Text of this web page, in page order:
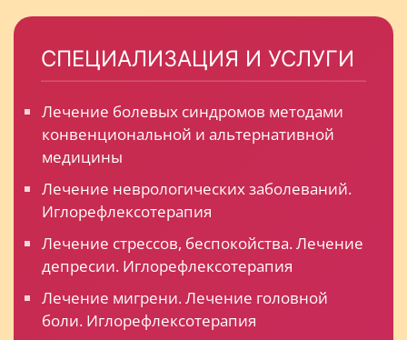
СПЕЦИАЛИЗАЦИЯ И УСЛУГИ
Лечение болевых синдромов методами
конвенциональной и альтернативной
медицины
Лечение неврологических заболеваний.
Иглорефлексотерапия
Лечение стрессов, беспокойства. Лечение
депресии. Иглорефлексотерапия
Лечение мигрени. Лечение головной
боли. Иглорефлексотерапия